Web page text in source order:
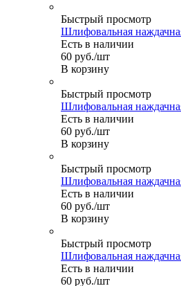
Быстрый просмотр
Шлифовальная
Есть в наличии
60 руб./шт
В корзину
Быстрый просмотр
Шлифовальная
Есть в наличии
60 руб./шт
В корзину
Быстрый просмотр
Шлифовальная
Есть в наличии
60 руб./шт
В корзину
Быстрый просмотр
Шлифовальная
Есть в наличии
60 руб./шт